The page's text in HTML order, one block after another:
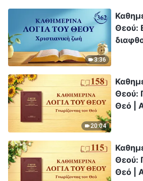
3:36
Θεού:
20:04
Θεού:
Θεό |
Θεού:
Θεό |